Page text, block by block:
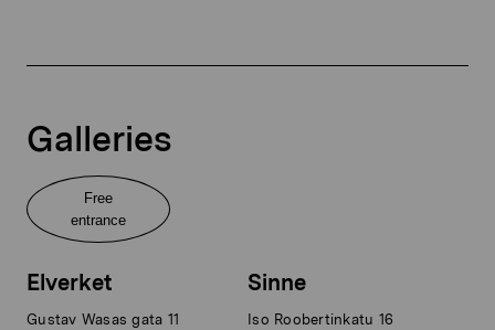
Galleries
Free
entrance
Elverket
Gustav Wasas gata 11
Sinne
Iso Roobertinkatu 16